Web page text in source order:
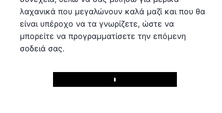
λαχανικά που μεγαλώνουν καλά μαζί και που θα
είναι υπέροχο να τα γνωρίζετε, ώστε να
μπορείτε να προγραμματίσετε την επόμενη
σοδειά σας.
Play